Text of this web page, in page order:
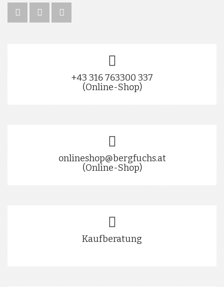
+43 316 763300 337
(Online-Shop)
onlineshop@bergfuchs.at
(Online-Shop)
Kaufberatung